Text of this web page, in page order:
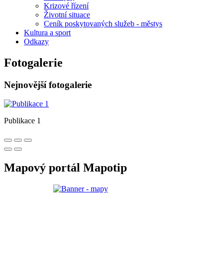
Krizové řízení
Životní situace
Ceník poskytovaných služeb - městys
Kultura a sport
Odkazy
Fotogalerie
Nejnovější fotogalerie
Publikace 1
Mapový portál Mapotip